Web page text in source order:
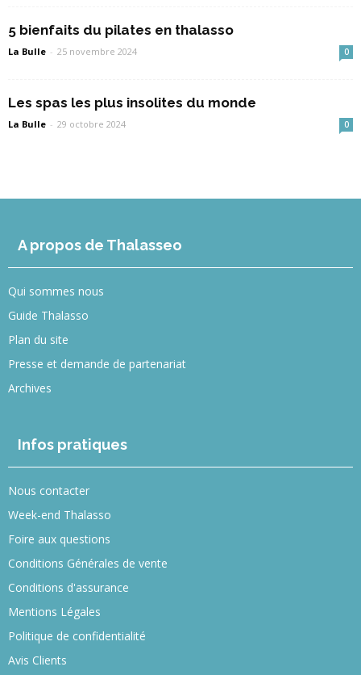
5 bienfaits du pilates en thalasso
La Bulle - 25 novembre 2024 0
Les spas les plus insolites du monde
La Bulle - 29 octobre 2024 0
A propos de Thalasseo
Qui sommes nous
Guide Thalasso
Plan du site
Presse et demande de partenariat
Archives
Infos pratiques
Nous contacter
Week-end Thalasso
Foire aux questions
Conditions Générales de vente
Conditions d'assurance
Mentions Légales
Politique de confidentialité
Avis Clients